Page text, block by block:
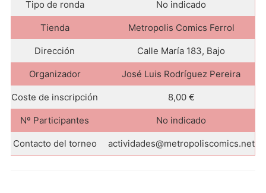
Tipo de ronda No indicado
Tienda Metropolis Comics Ferrol
Dirección Calle María 183, Bajo
Organizador José Luis Rodríguez Pereira
Coste de inscripción 8,00 €
Nº Participantes No indicado
Contacto del torneo actividades@metropoliscomics.net